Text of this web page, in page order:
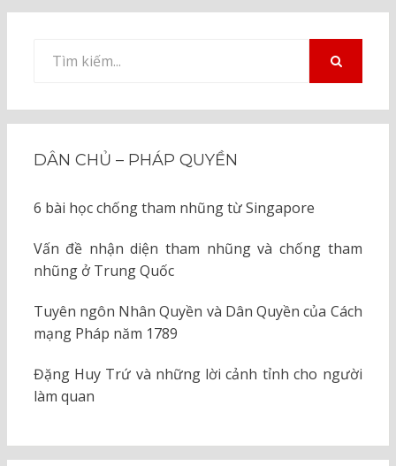
kiếm
DÂN CHỦ – PHÁP QUYỀN
6 bài học chống tham nhũng từ Singapore
Vấn đề nhận diện tham nhũng và chống tham
nhũng ở Trung Quốc
Tuyên ngôn Nhân Quyền và Dân Quyền của Cách
mạng Pháp năm 1789
Đặng Huy Trứ và những lời cảnh tỉnh cho người
làm quan